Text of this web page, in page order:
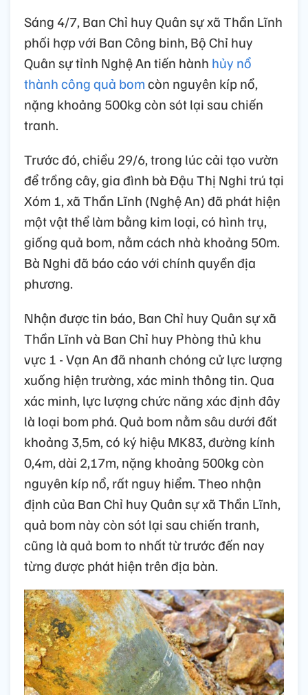
Sáng 4/7, Ban Chỉ huy Quân sự xã Thần Lĩnh
phối hợp với Ban Công binh, Bộ Chỉ huy
Quân sự tỉnh Nghệ An tiến hành hủy nổ
thành công quả bomcòn nguyên kíp nổ,
nặng khoảng 500kg còn sót lại sau chiến
tranh.
Trước đó, chiều 29/6, trong lúc cải tạo vườn
để trồng cây, gia đình bà Đậu Thị Nghi trú tại
Xóm 1, xã Thần Lĩnh (Nghệ An) đã phát hiện
một vật thể làm bằng kim loại, có hình trụ,
giống quả bom, nằm cách nhà khoảng 50m.
Bà Nghi đã báo cáo với chính quyền địa
phương.
Nhận được tin báo, Ban Chỉ huy Quân sự xã
Thần Lĩnh và Ban Chỉ huy Phòng thủ khu
vực 1 - Vạn An đã nhanh chóng cử lực lượng
xuống hiện trường, xác minh thông tin. Qua
xác minh, lực lượng chức năng xác định đây
là loại bom phá. Quả bom nằm sâu dưới đất
khoảng 3,5m, có ký hiệu MK83, đường kính
0,4m, dài 2,17m, nặng khoảng 500kg còn
nguyên kíp nổ, rất nguy hiểm. Theo nhận
định của Ban Chỉ huy Quân sự xã Thần Lĩnh,
quả bom này còn sót lại sau chiến tranh,
cũng là quả bom to nhất từ trước đến nay
từng được phát hiện trên địa bàn.